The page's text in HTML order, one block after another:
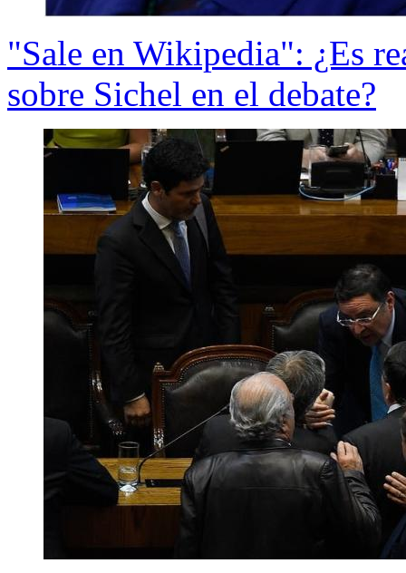
"Sale en Wikipedia": ¿Es
sobre Sichel en el debate?